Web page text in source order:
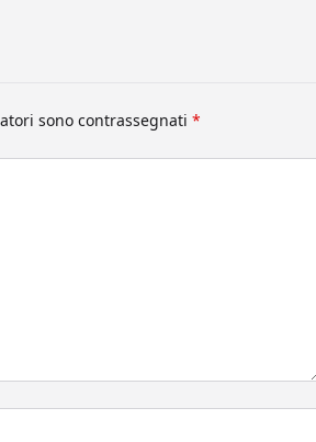
sono contrassegnati*